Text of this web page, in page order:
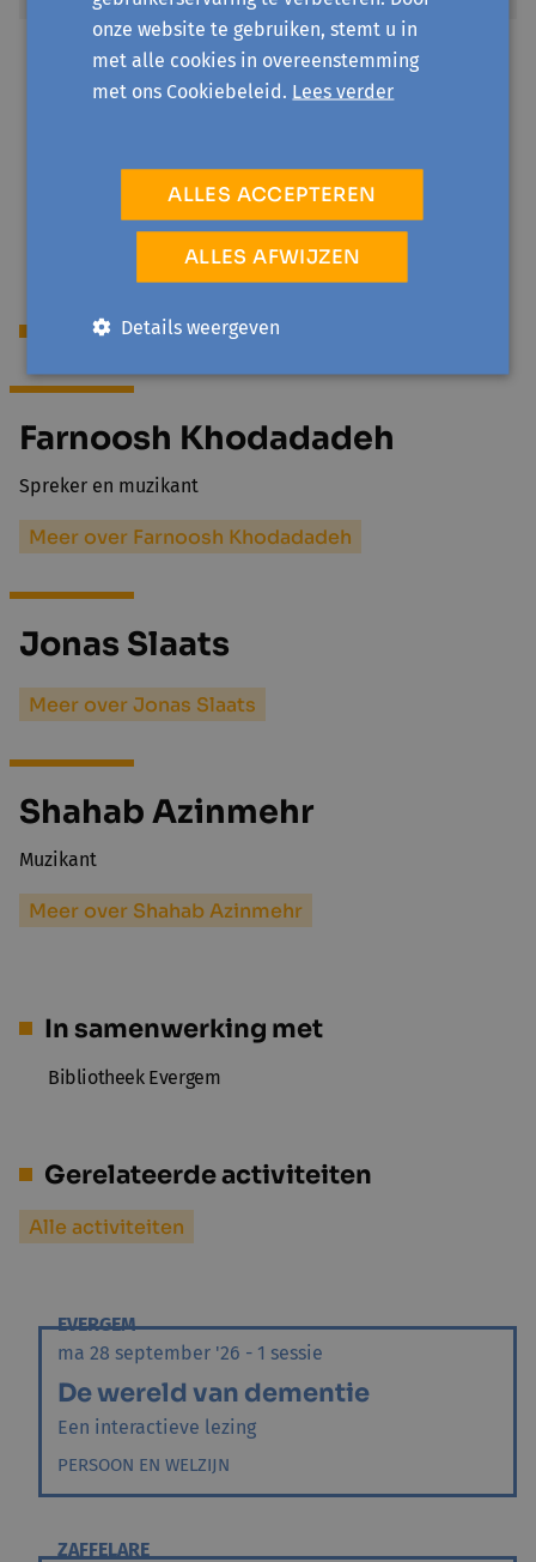
Sociale prijs
Gent, Merelbeke, Lochristi, Destelbergen en Melle
wonen of voor werkzoekenden in en buiten Gent.
Begeleiding
Farnoosh Khodadadeh
Spreker en muzikant
Meer over Farnoosh Khodadadeh
Jonas Slaats
Meer over Jonas Slaats
Shahab Azinmehr
Muzikant
Meer over Shahab Azinmehr
In samenwerking met
Bibliotheek Evergem
Gerelateerde activiteiten
Alle activiteiten
EVERGEM
ma 28 september '26 - 1 sessie
De wereld van dementie
Een interactieve lezing
PERSOON EN WELZIJN
ZAFFELARE
onze website te gebruiken, stemt u in
met alle cookies in overeenstemming
met ons Cookiebeleid. Lees verder
ALLES ACCEPTEREN
ALLES AFWIJZEN
Details weergeven